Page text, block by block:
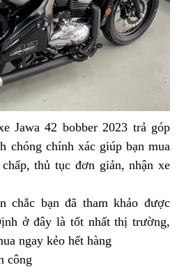
ở
Bình
Định
Jawa 42 bobber 2023 trả góp
chóng chính xác giúp bạnbảng
giá
42
Bình
mua
tăng
phán
đoán
thủ tục đơn giản, danh
nhận xe
Jawa
42
hàng
chuẩn
đăng
kiểm
chắc bạn đã tham khảo được
ở đây là tốt nhất thị trường,
ngay kẻo hết hàng
công